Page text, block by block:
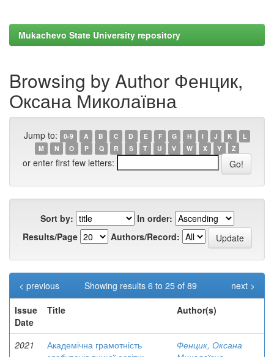
Mukachevo State University repository
Browsing by Author Фенцик,
Оксана Миколаївна
Jump to: 0-9 A B C D E F G H I J K
L
M
N O P Q R S T U V W X Y Z
or enter first few letters:
Sort by:
In order:
Results/Page
Authors/Record:
Showing results 6 to 25 of 89
< previous
next >
Issue
Date
Title Author(s)
2021
Академічна грамотність
Фенцик, Оксана